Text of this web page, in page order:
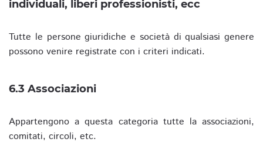
individuali, liberi professionisti, ecc
Tutte le persone giuridiche e società di qualsiasi genere
possono venire registrate con i criteri indicati.
6.3 Associazioni
Appartengono a questa categoria tutte la associazioni,
comitati, circoli, etc.